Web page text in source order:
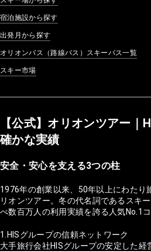
宿泊施設から探す
出発月から探す
オリオンバス（路線バス）スキーバス一覧
スキー市場
【公式】オリオンツアー｜
確かな実績
安全・安心を支える3つの柱
1976年の創業以来、50年以上にわたり
リオンツアー。冬の代名詞であるスキ
べ数百万人の利用実績を誇る人気No.1コ
1.HISグループの信頼ネットワーク
大手旅行会社HISグループの安定した